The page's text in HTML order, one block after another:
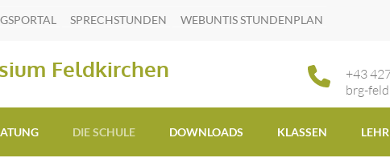
SPRECHSTUNDEN WEBUNTIS STUNDENPLAN
Feldkirchen
+43
brg-
DIE SCHULE DOWNLOADS KLASSEN